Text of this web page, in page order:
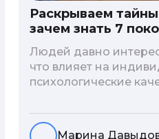
Раскрываем
зачем знать 7
Людей давно
что влияет на
психологические
человека. В
существует понятие
Марина